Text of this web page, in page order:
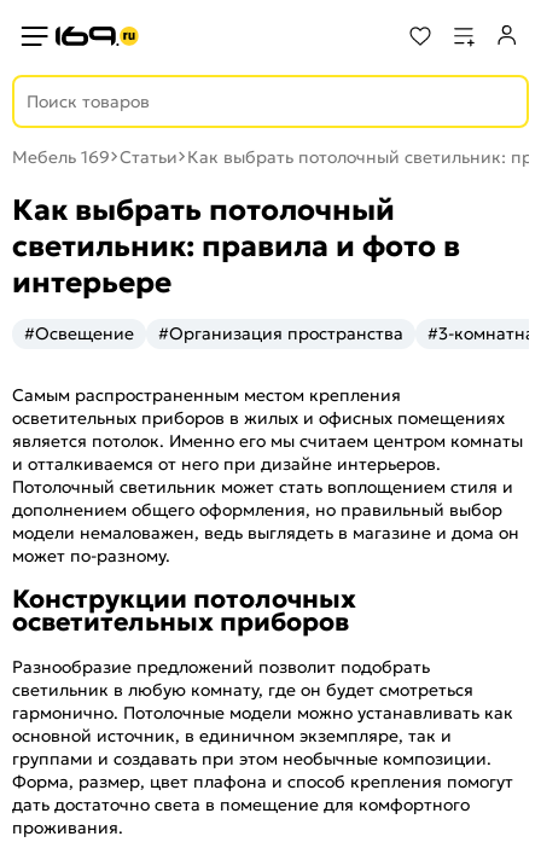
Мебель 169 Статьи Как выбрать потолочный светильник:
Как выбрать потолочный
светильник: правила и фото в
интерьере
#Освещение #Организация пространства #3-
Самым распространенным местом крепления
осветительных приборов в жилых и офисных помещениях
является потолок. Именно его мы считаем центром комнаты
и отталкиваемся от него при дизайне интерьеров.
Потолочный светильник может стать воплощением стиля и
дополнением общего оформления, но правильный выбор
модели немаловажен, ведь выглядеть в магазине и дома он
может по-разному.
Конструкции потолочных
осветительных приборов
Разнообразие предложений позволит подобрать
светильник в любую комнату, где он будет смотреться
гармонично. Потолочные модели можно устанавливать как
основной источник, в единичном экземпляре, так и
группами и создавать при этом необычные композиции.
Форма, размер, цвет плафона и способ крепления помогут
дать достаточно света в помещение для комфортного
проживания.